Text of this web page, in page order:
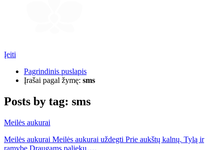
Įeiti
Pagrindinis puslapis
Įrašai pagal žymę: sms
Posts by tag: sms
Meilės aukurai
Meilės aukurai Meilės aukurai uždegti Prie aukštų kalnų. Tylą ir
ramybę Draugams palieku….